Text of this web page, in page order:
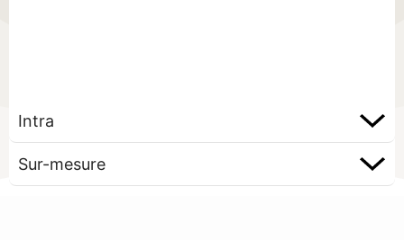
Intra
Sur-mesure